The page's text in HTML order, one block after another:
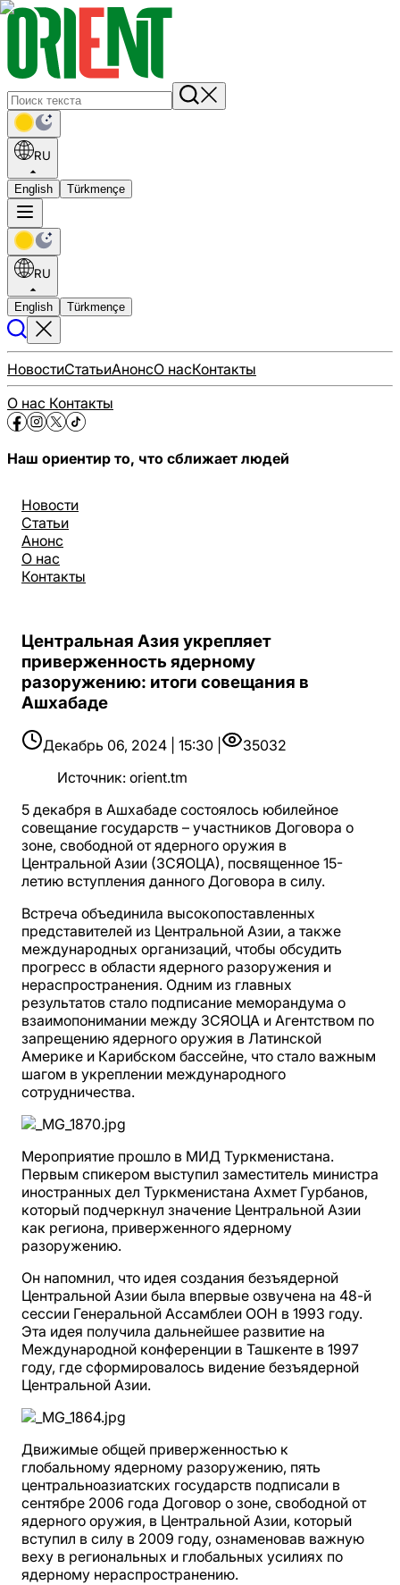
RU
English Türkmençe
RU
English Türkmençe
НовостиСтатьиАнонсО насКонтакты
О нас Контакты
Наш ориентир то, что сближает людей
Новости
Статьи
Анонс
О нас
Контакты
Центральная Азия укрепляет
приверженность ядерному
разоружению: итоги совещания в
Ашхабаде
Декабрь 06, 2024 | 15:30 |
35032
Источник: orient.tm
5 декабря в Ашхабаде состоялось юбилейное
совещание государств – участников Договора о
зоне, свободной от ядерного оружия в
Центральной Азии (ЗСЯОЦА), посвященное 15-
летию вступления данного Договора в силу.
Встреча объединила высокопоставленных
представителей из Центральной Азии, а также
международных организаций, чтобы обсудить
прогресс в области ядерного разоружения и
нераспространения. Одним из главных
результатов стало подписание меморандума о
взаимопонимании между ЗСЯОЦА и Агентством по
запрещению ядерного оружия в Латинской
Америке и Карибском бассейне, что стало важным
шагом в укреплении международного
сотрудничества.
Мероприятие прошло в МИД Туркменистана.
Первым спикером выступил заместитель министра
иностранных дел Туркменистана Ахмет Гурбанов,
который подчеркнул значение Центральной Азии
как региона, приверженного ядерному
разоружению.
Он напомнил, что идея создания безъядерной
Центральной Азии была впервые озвучена на 48-й
сессии Генеральной Ассамблеи ООН в 1993 году.
Эта идея получила дальнейшее развитие на
Международной конференции в Ташкенте в 1997
году, где сформировалось видение безъядерной
Центральной Азии.
Движимые общей приверженностью к
глобальному ядерному разоружению, пять
центральноазиатских государств подписали в
сентябре 2006 года Договор о зоне, свободной от
ядерного оружия, в Центральной Азии, который
вступил в силу в 2009 году, ознаменовав важную
веху в региональных и глобальных усилиях по
ядерному нераспространению.